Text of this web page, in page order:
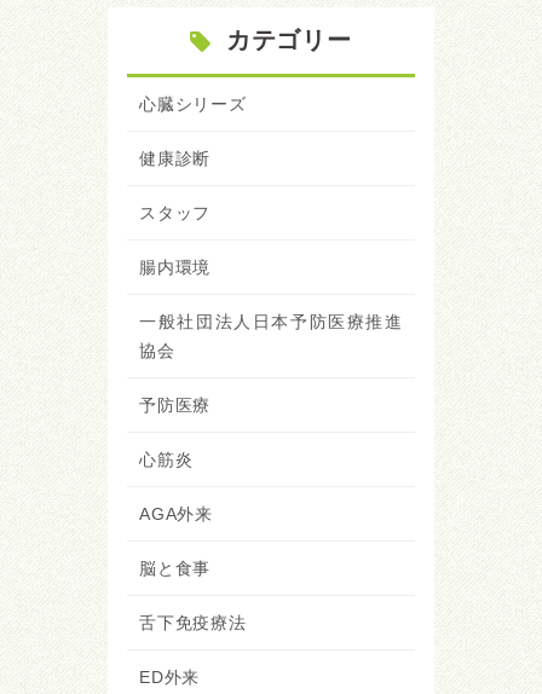
カテゴリー
心臓シリーズ
健康診断
スタッフ
腸内環境
一般社団法人日本予防医療推進
協会
予防医療
心筋炎
AGA外来
脳と食事
舌下免疫療法
ED外来